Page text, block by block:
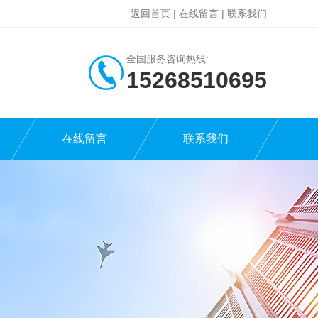
返回首页 | 在线留言 | 联系我们
全国服务咨询热线:
15268510695
在线留言 联系我们